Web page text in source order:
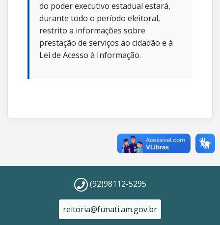
do poder executivo estadual estará,
durante todo o período eleitoral,
restrito a informações sobre
prestação de serviços ao cidadão e à
Lei de Acesso à Informação.
(92)98112-5295
reitoria@funati.am.gov.br